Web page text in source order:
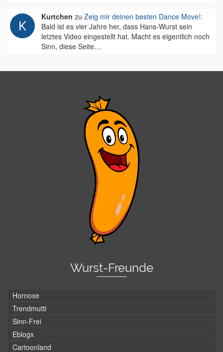
Kurtchen zu Zeig mir deinen besten Dance Move!:
Bald ist es vier Jahre her, dass Hans-Wurst sein
letztes Video eingestellt hat. Macht es eigentlich noch
Sinn, diese Seite…
Wurst-Freunde
Hornoxe
Trendmutti
Sinn-Frei
Eblogx
Cartoonland